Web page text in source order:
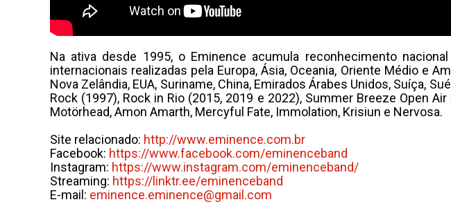
Na ativa desde 1995, o Eminence acumula reconhecimento
internacionais realizadas pela Europa, Ásia, Oceania, Oriente Médio e
Nova Zelândia, EUA, Suriname, China, Emirados Árabes Unidos, Suíça,
Rock (1997), Rock in Rio (2015, 2019 e 2022), Summer Breeze Open
Motörhead, Amon Amarth, Mercyful Fate, Immolation, Krisiun e Nervosa.
Site relacionado: http://www.eminence.com.br
Facebook: https://www.facebook.com/eminenceband
Instagram: https://www.instagram.com/eminenceband/
Streaming: https://linktr.ee/eminenceband
E-mail: eminence.eminence@gmail.com